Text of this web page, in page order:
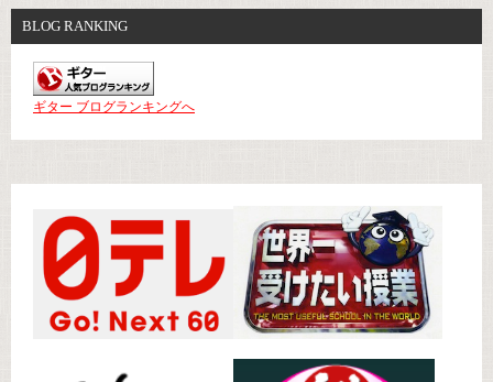
BLOG RANKING
ギター ブログランキングへ